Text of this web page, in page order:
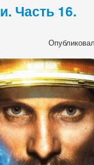
Часть 16.